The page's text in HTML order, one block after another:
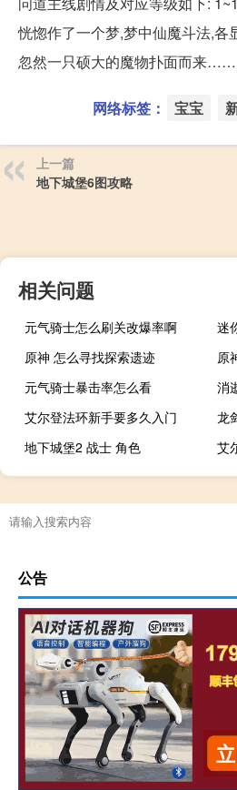
恍惚作了一个梦,梦中仙魔斗法,各
忽然一只硕大的魔物扑面而来……
网络标签： 宝宝
上一篇
地下城堡6图攻略
相关问题
元气骑士怎么刷关改爆率啊
原神 怎么寻找探索遗迹
原
元气骑士暴击率怎么看
消
艾尔登法环新手要多久入门
龙
地下城堡2 战士 角色
艾
公告